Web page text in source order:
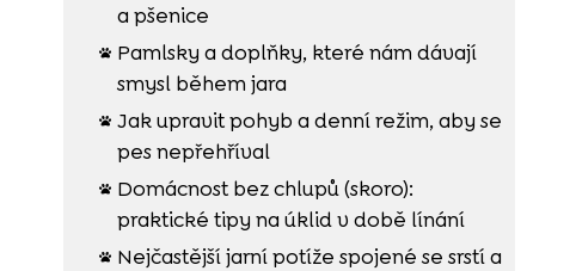
a pšenice

Pamlsky a doplňky, které nám dávají
smysl během jara
 Jak upravit pohyb a denní režim, aby se
pes nepřehříval

Domácnost bez chlupů (skoro):
praktické tipy na úklid v době línání

Nejčastější jarní potíže spojené se srstí a